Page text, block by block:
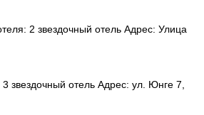
2 звездочный отель Адрес: Улица
звездочный отель Адрес: ул. Юнге 7,